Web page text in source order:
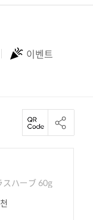
이벤트
スハーブ 60g